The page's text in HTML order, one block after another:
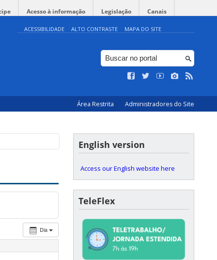
Acesso à informação Legislação Canais
ACESSIBILIDADE ALTO CONTRASTE MAPA DO SITE
Área Restrita Administradores do Site
Dia
English version
Access our English website here
TeleFlex